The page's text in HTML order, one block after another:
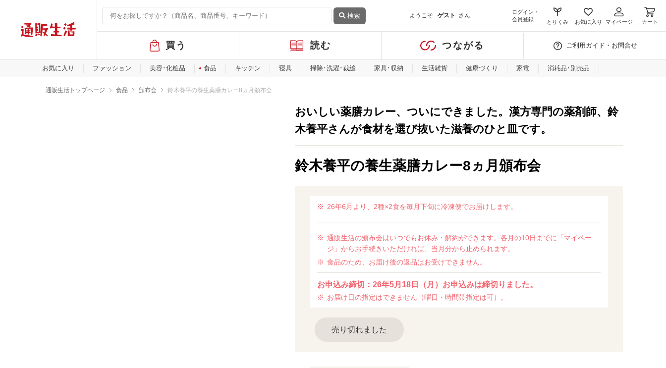
検索 ようこそ ゲスト さん
ログイン・
会員登録
とりくみ お気に入り マイページ カート
バ
ル
メ
買う 読む つながる ご利用ガイド・お問合せ
お気に入り ファッション 美容･化粧品 食品 キッチン 寝具 掃除･洗濯･裁縫 家具･収納 生活雑貨 健康づくり 家電 消耗品･別売品
通販生活トップページ 食品 頒布会 鈴木養平の養生薬膳カレー8ヵ月頒布会
おいしい薬膳カレー、ついにできました。漢方専門の薬剤師、鈴
木養平さんが食材を選び抜いた滋養のひと皿です。
鈴木養平の養生薬膳カレー8ヵ月頒布会
26年6月より、2種×2食を毎月下旬に冷凍便でお届けします。
通販生活の頒布会はいつでもお休み・解約ができます。各月の10日までに「マイペー
ジ」からお手続きいただければ、当月分から止められます。
食品のため、お届け後の返品はお受けできません。
お申込み締切：26年5月18日（月）お申込みは締切りました。
お届け日の指定はできません（曜日・時間帯指定は可）。
売り切れました